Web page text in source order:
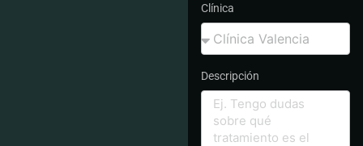
Clínica
Descripción